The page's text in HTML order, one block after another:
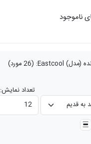
ناموجود
(مدل) Eastcool
: (26 مورد)
تعداد نمایش: